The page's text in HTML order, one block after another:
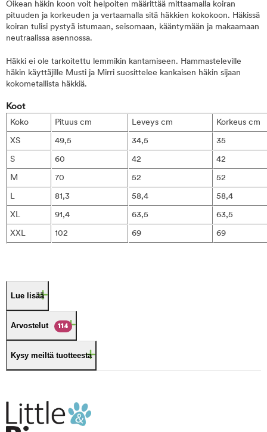
Oikean häkin koon voit helpoiten määrittää mittaamalla koiran
pituuden ja korkeuden ja vertaamalla sitä häkkien kokokoon. Häkissä
koiran tulisi pystyä istumaan, seisomaan, kääntymään ja makaamaan
neutraalissa asennossa.
Häkki ei ole tarkoitettu lemmikin kantamiseen. Hammasteleville
häkin käyttäjille Musti ja Mirri suosittelee kankaisen häkin sijaan
kokometallista häkkiä.
Koot
Koko
Pituus cm Leveys cm Korkeus cm
XS 49,5 34,5 35
S 60 42 42
M 70 52 52
L 81,3 58,4 58,4
XL 91,4 63,5 63,5
XXL 102 69 69
Lue lisää
Arvostelut 114
Kysy meiltä tuotteesta